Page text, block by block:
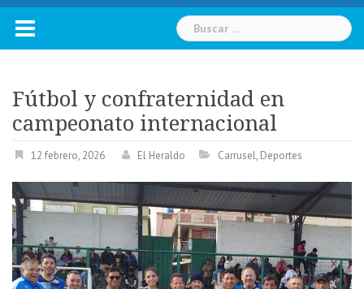
Buscar:
Fútbol y confraternidad en
campeonato internacional
12 febrero, 2026 El Heraldo Carrusel, Deportes